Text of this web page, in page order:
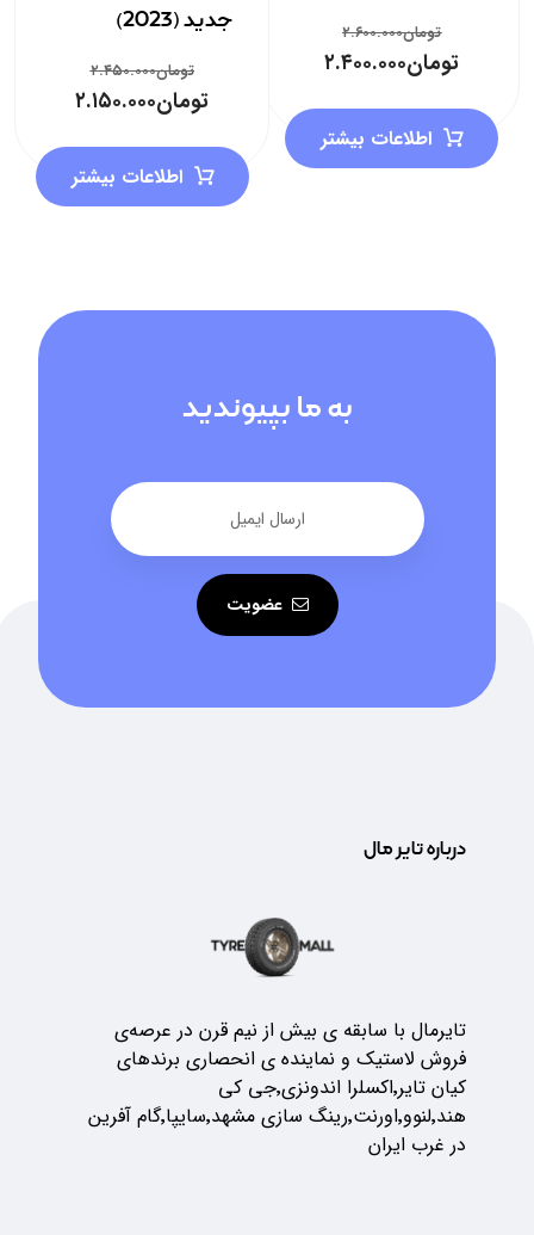
تومان۲.۶۰۰.۰۰۰
تومان۲.۴۰۰.۰۰۰
اطلاعات بیشتر
جدید (2023)
تومان۲.۴۵۰.۰۰۰
تومان۲.۱۵۰.۰۰۰
اطلاعات بیشتر
به ما بپیوندید
عضویت
درباره تایر مال
تایرمال با سابقه ی بیش از نیم قرن در عرصه‌ی
فروش لاستیک و نماینده ی انحصاری برندهای
کیان تایر٬اکسلرا اندونزی٬جی کی
هند٬لنوو٬اورنت٬رینگ سازی مشهد٬سایپا٬گام آفرین
در غرب ایران